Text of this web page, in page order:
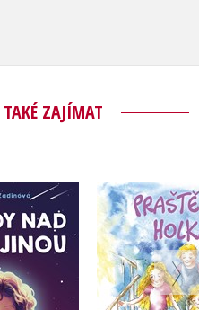
ZAJÍMAT
nad
Radka